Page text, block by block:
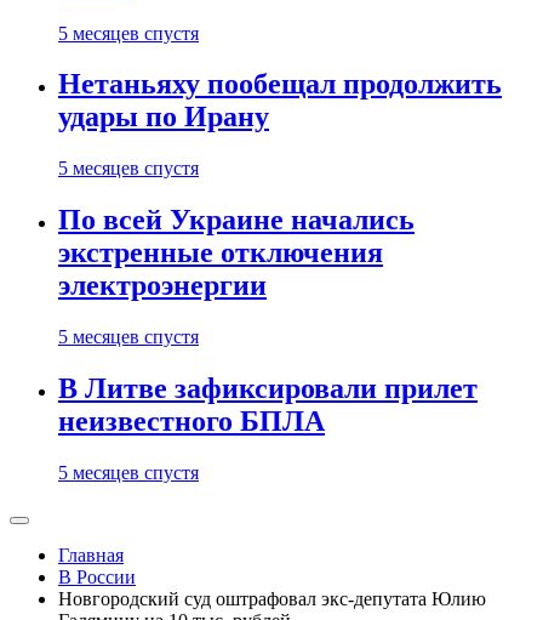
5 месяцев спустя
Нетаньяху пообещал продолжить
удары по Ирану
5 месяцев спустя
По всей Украине начались
экстренные отключения
электроэнергии
5 месяцев спустя
В Литве зафиксировали прилет
неизвестного БПЛА
5 месяцев спустя
Главная
В России
Новгородский суд оштрафовал экс-депутата Юлию